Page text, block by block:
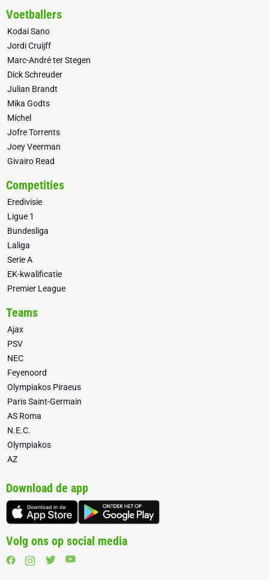
Voetballers
Kodai Sano
Jordi Cruijff
Marc-André ter Stegen
Dick Schreuder
Julian Brandt
Mika Godts
Míchel
Jofre Torrents
Joey Veerman
Givairo Read
Competities
Eredivisie
Ligue 1
Bundesliga
Laliga
Serie A
EK-kwalificatie
Premier League
Teams
Ajax
PSV
NEC
Feyenoord
Olympiakos Piraeus
Paris Saint-Germain
AS Roma
N.E.C.
Olympiakos
AZ
Download de app
Volg ons op social media